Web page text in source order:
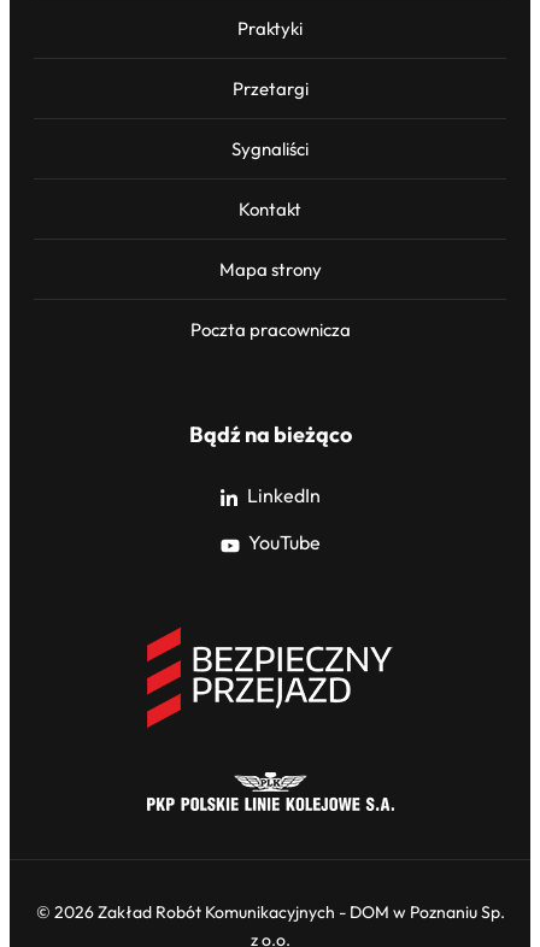
Praktyki
Przetargi
Sygnaliści
Kontakt
Mapa strony
Poczta pracownicza
Bądź na bieżąco
LinkedIn
YouTube
© 2026 Zakład Robót Komunikacyjnych - DOM w Poznaniu Sp.
z o.o.